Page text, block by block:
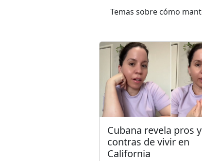
Temas sobre cómo
Cubana revela pros y
contras de vivir en
California